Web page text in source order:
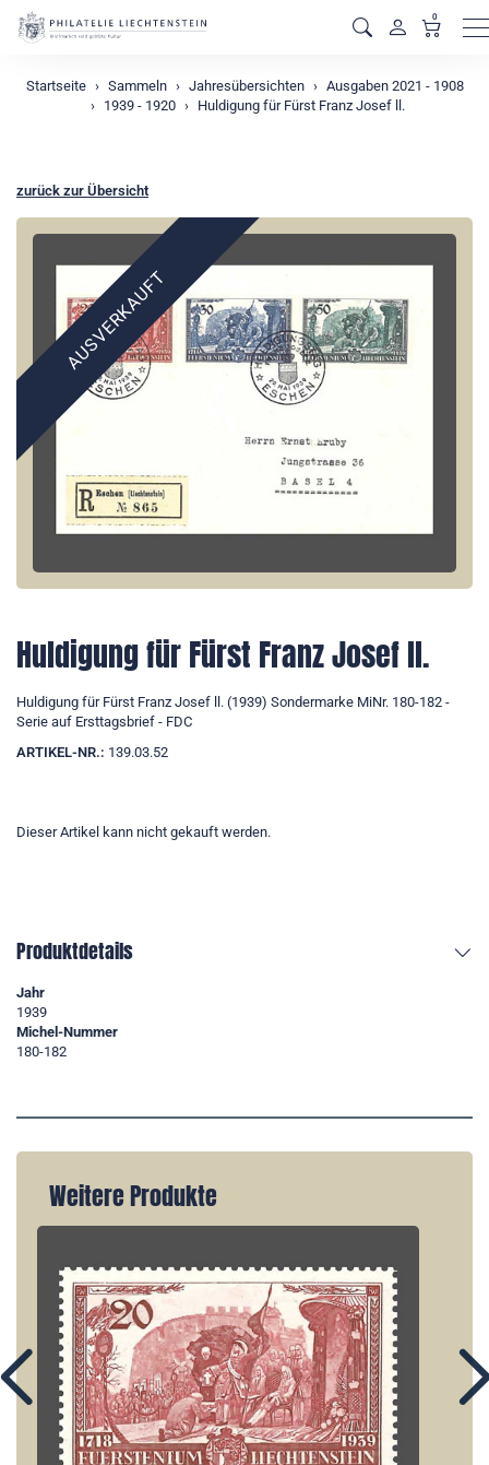
0
Startseite Sammeln Jahresübersichten
Ausgaben 2021 - 1908
1939 - 1920
Huldigung für Fürst Franz Josef ll.
zurück zur Übersicht
AUSVERKAUFT
Huldigung für Fürst Franz Josef ll.
Huldigung für Fürst Franz Josef ll. (1939) Sondermarke MiNr. 180-182 -
Serie auf Ersttagsbrief - FDC
ARTIKEL-NR.: 139.03.52
Dieser Artikel kann nicht gekauft werden.
Produktdetails
Jahr
1939
Michel-Nummer
180-182
Weitere Produkte